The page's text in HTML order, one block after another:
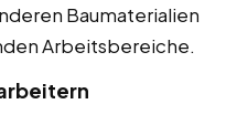
Baumaterialien
Arbeitsbereiche.